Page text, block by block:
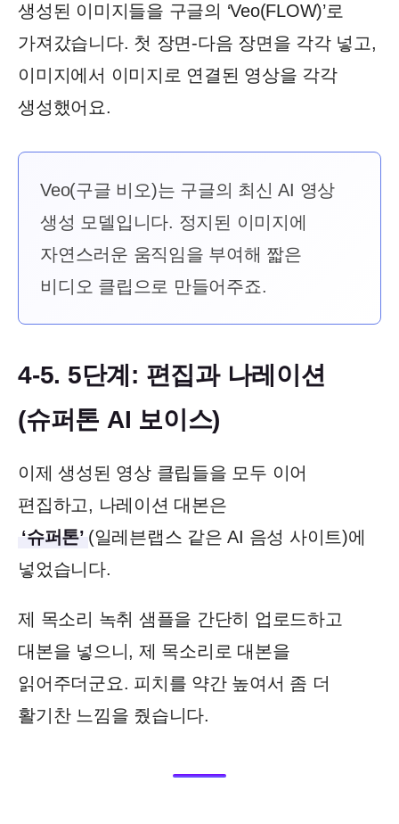
생성된 이미지들을 구글의 ‘Veo(FLOW)’로
가져갔습니다. 첫 장면-다음 장면을 각각 넣고,
이미지에서 이미지로 연결된 영상을 각각
생성했어요.
Veo(구글 비오)는 구글의 최신 AI 영상
생성 모델입니다. 정지된 이미지에
자연스러운 움직임을 부여해 짧은
비디오 클립으로 만들어주죠.
4-5. 5단계: 편집과 나레이션
(슈퍼톤 AI 보이스)
이제 생성된 영상 클립들을 모두 이어
편집하고, 나레이션 대본은
‘슈퍼톤’ (일레븐랩스 같은 AI 음성 사이트)에
넣었습니다.
제 목소리 녹취 샘플을 간단히 업로드하고
대본을 넣으니, 제 목소리로 대본을
읽어주더군요. 피치를 약간 높여서 좀 더
활기찬 느낌을 줬습니다.